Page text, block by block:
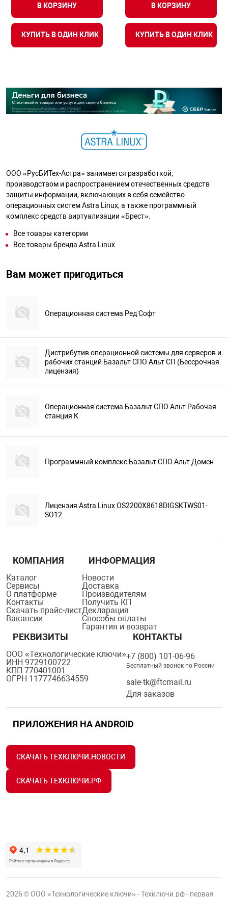
В КОРЗИНУ
КУПИТЬ В ОДИН КЛИК
В КОРЗИНУ
КУПИТЬ В ОДИН КЛИК
ООО «РусБИТех-Астра» занимается разработкой,
производством и распространением отечественных средств
защиты информации, включающих в себя семейство
операционных систем Astra Linux, а также программный
комплекс средств виртуализации «Брест».
Все товары категории
Все товары бренда Astra Linux
Вам может пригодиться
Операционная система Ред Софт
Дистрибутив операционной системы для серверов и
рабочих станций Базальт СПО Альт СП (Бессрочная
лицензия)
Операционная система Базальт СПО Альт Рабочая
станция К
Программный комплекс Базальт СПО Альт Домен
Лицензия Astra Linux OS2200X8618DIGSKTWS01-
SO12
КОМПАНИЯ
Каталог
Сервисы
О платформе
Контакты
Скачать прайс-лист
Вакансии
ИНФОРМАЦИЯ
Новости
Доставка
Производителям
Получить КП
Декларация
Способы оплаты
Гарантия и возврат
РЕКВИЗИТЫ
ООО «Технологические ключи»
ИНН 9729100722
КПП 770401001
ОГРН 1177746634559
КОНТАКТЫ
+7 (800) 101-06-96
Бесплатный звонок по России
sale-tk@ftcmail.ru
Для заказов
ПРИЛОЖЕНИЯ НА ANDROID
СКАЧАТЬ ТЕХКЛЮЧИ.НОВОСТИ
СКАЧАТЬ ТЕХКЛЮЧИ.РФ
2026 © ООО «Технологические ключи» - Техключи.рф - первая